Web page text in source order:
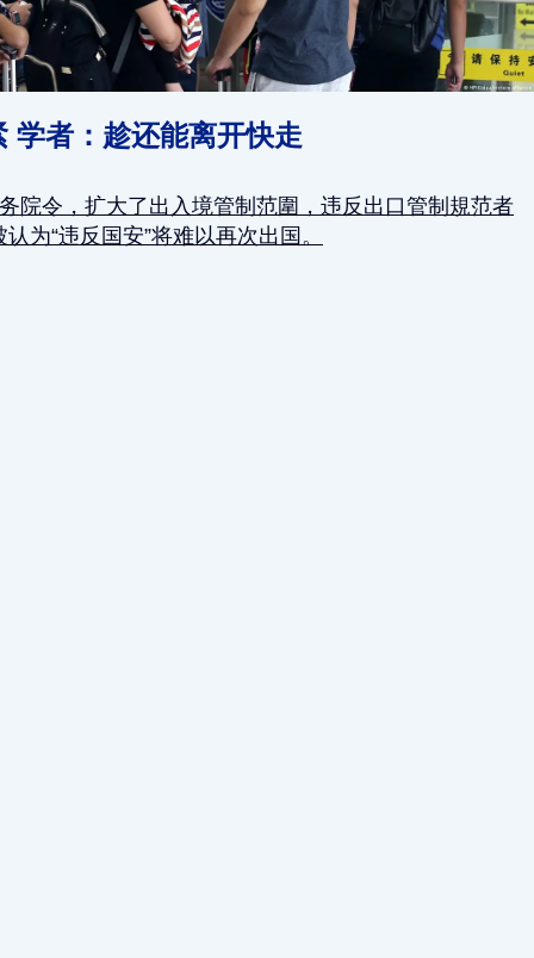
学者：趁还能离开快走
院令，扩大了出入境管制范圍，违反出口管制規范者
为“违反国安”将难以再次出国。